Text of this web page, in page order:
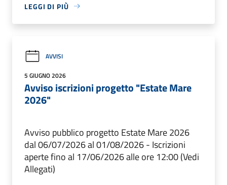
LEGGI DI PIÙ
AVVISI
5 GIUGNO 2026
Avviso iscrizioni progetto "Estate Mare
2026"
Avviso pubblico progetto Estate Mare 2026
dal 06/07/2026 al 01/08/2026 - Iscrizioni
aperte fino al 17/06/2026 alle ore 12:00 (Vedi
Allegati)